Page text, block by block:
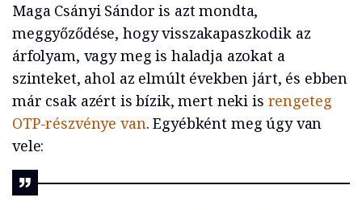
Maga Csányi Sándor is azt mondta,
meggyőződése, hogy visszakapaszkodik az
árfolyam, vagy meg is haladja azokat a
szinteket, ahol az elmúlt években járt, és ebben
már csak azért is bízik, mert neki is rengeteg
OTP-részvénye van. Egyébként meg úgy van
vele: